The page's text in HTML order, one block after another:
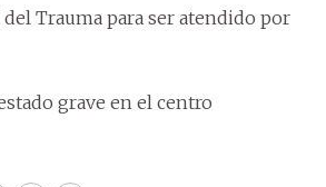
Trauma para ser atendido por
grave en el centro